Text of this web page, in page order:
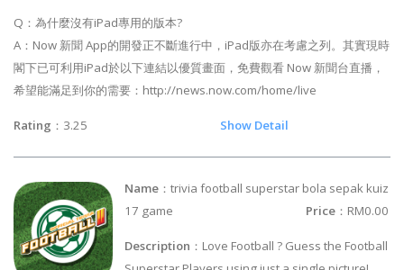
Q：為什麼沒有iPad專用的版本?
A：Now 新聞 App的開發正不斷進行中，iPad版亦在考慮之列。其實現時
閣下已可利用iPad於以下連結以優質畫面，免費觀看 Now 新聞台直播，
希望能滿足到你的需要：http://news.now.com/home/live
Rating ：3.25 Show Detail
Name ：trivia football superstar bola sepak kuiz
17 game
Price ：RM0.00
Description ：Love Football ? Guess the Football